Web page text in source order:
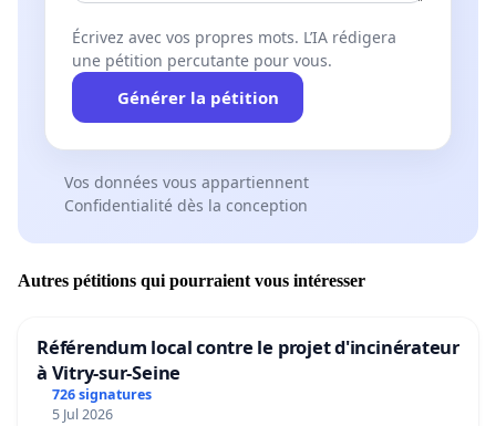
Écrivez avec vos propres mots. L’IA rédigera
une pétition percutante pour vous.
Générer la pétition
Vos données vous appartiennent
Confidentialité dès la conception
Autres pétitions qui pourraient vous intéresser
Référendum local contre le projet d'incinérateur
à Vitry-sur-Seine
726 signatures
5 Jul 2026